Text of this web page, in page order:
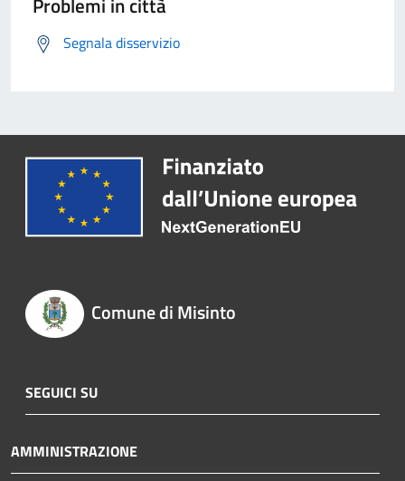
Segnala disservizio
Comune di Misinto
SEGUICI SU
AMMINISTRAZIONE